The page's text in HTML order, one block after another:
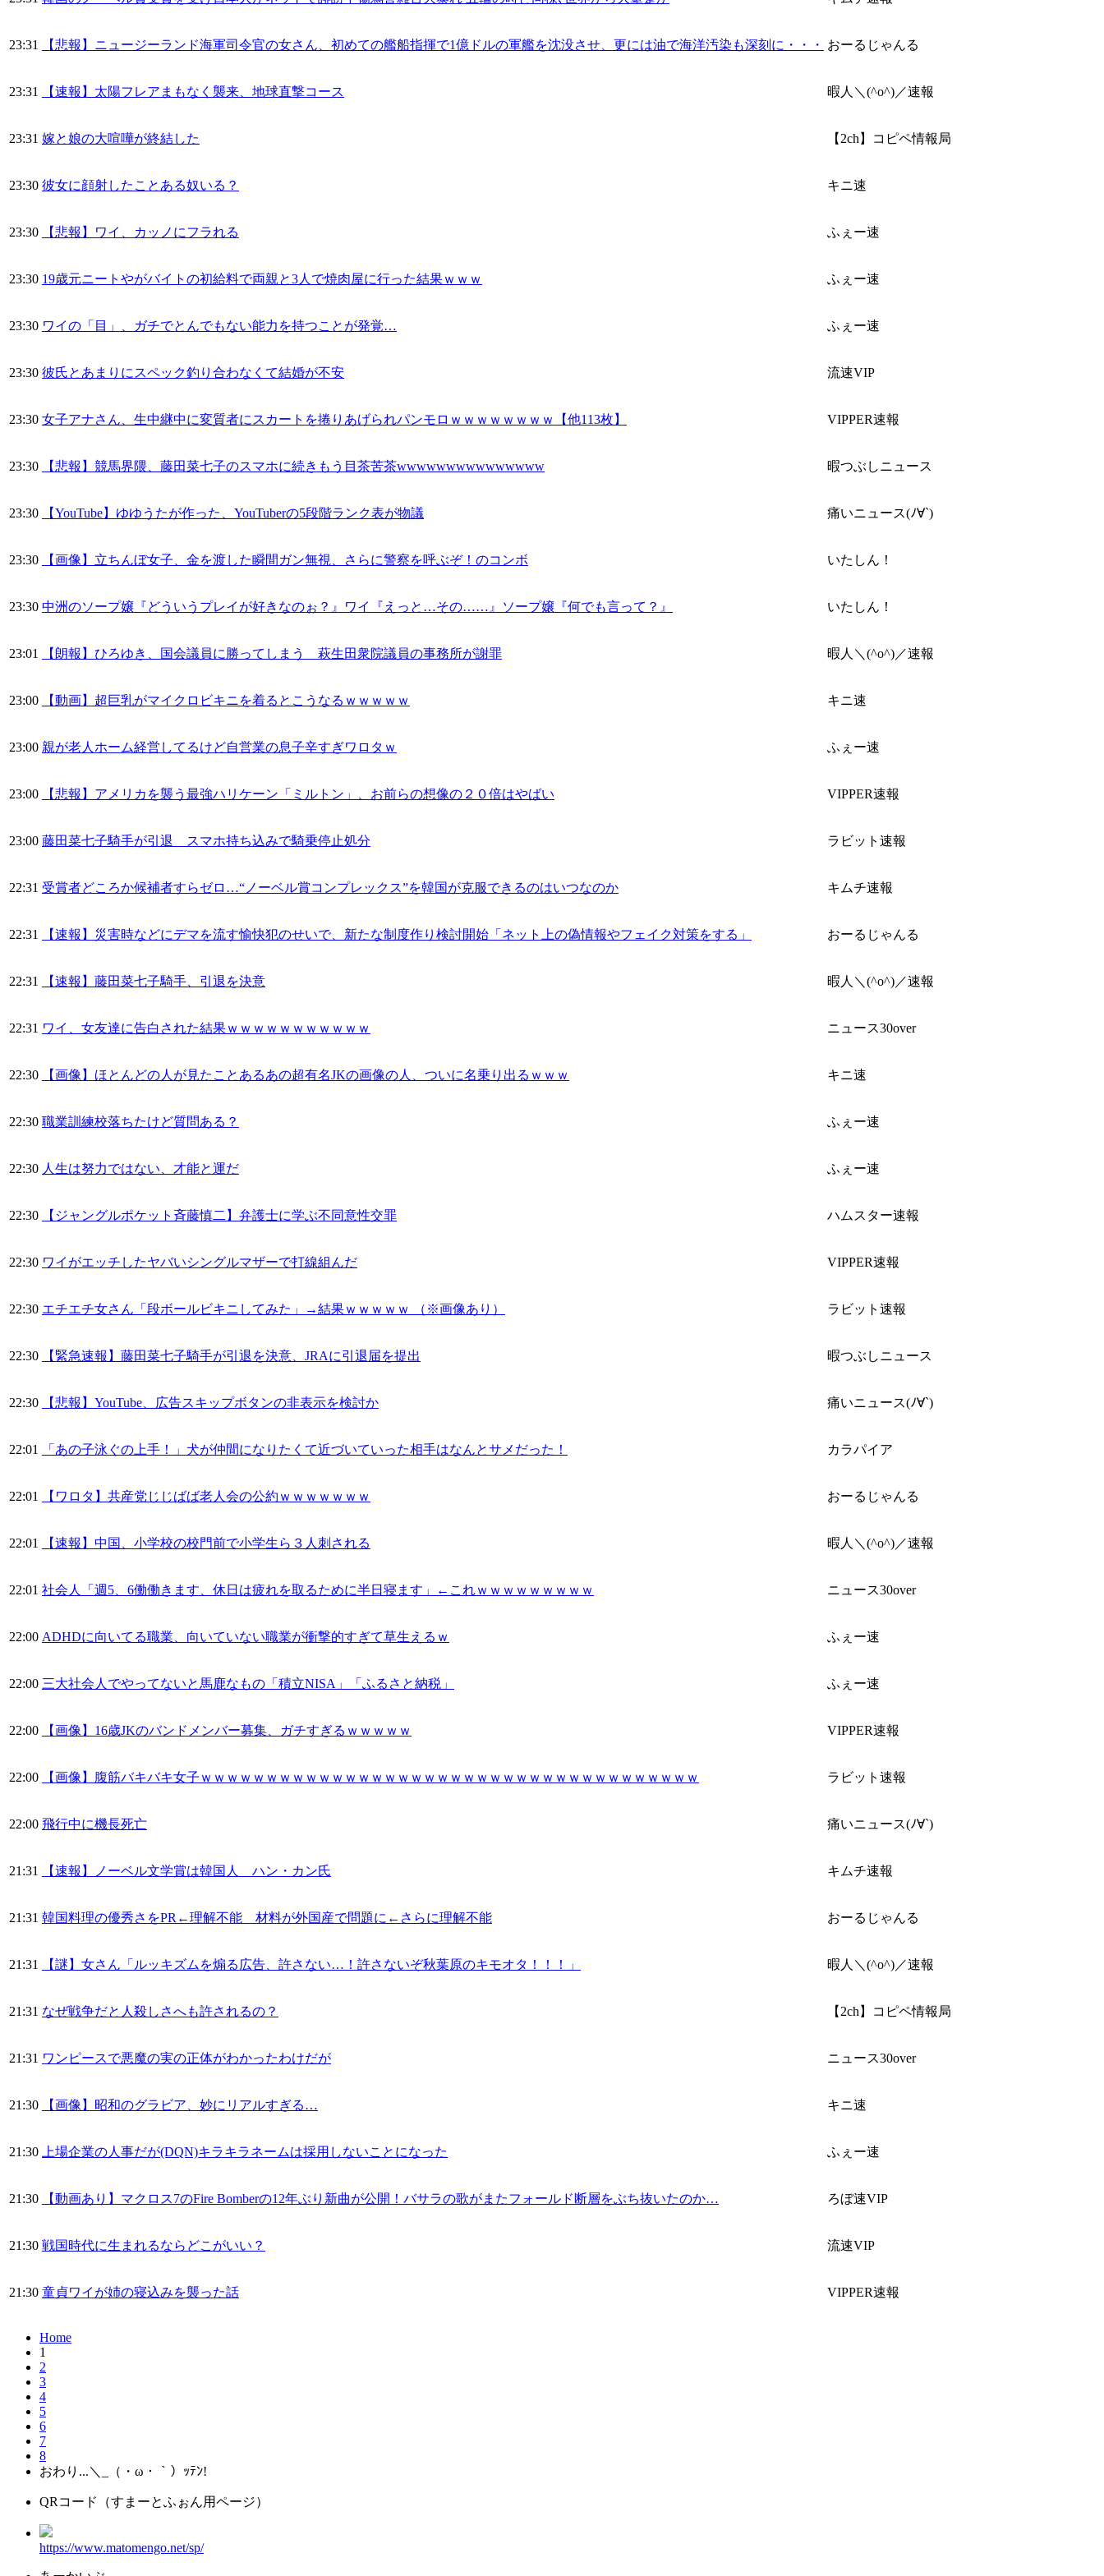
23:31 【悲報】ニュージーランド海軍司令官の女さん、初めての艦船指揮で1億ドルの軍艦を沈没させ、更には油で海洋汚染も深刻に・・・ おーるじゃんる
23:31 【速報】太陽フレアまもなく襲来、地球直撃コース 暇人＼(^o^)／速報
23:31 嫁と娘の大喧嘩が終結した 【2ch】コピペ情報局
23:30 彼女に顔射したことある奴いる？ キニ速
23:30 【悲報】ワイ、カッノにフラれる ふぇー速
23:30 19歳元ニートやがバイトの初給料で両親と3人で焼肉屋に行った結果ｗｗｗ ふぇー速
23:30 ワイの「目」、ガチでとんでもない能力を持つことが発覚… ふぇー速
23:30 彼氏とあまりにスペック釣り合わなくて結婚が不安 流速VIP
23:30 女子アナさん、生中継中に変質者にスカートを捲りあげられパンモロｗｗｗｗｗｗｗｗ【他113枚】 VIPPER速報
23:30 【悲報】競馬界隈、藤田菜七子のスマホに続きもう目茶苦茶wwwwwwwwwwwwwww 暇つぶしニュース
23:30 【YouTube】ゆゆうたが作った、YouTuberの5段階ランク表が物議 痛いニュース(ﾉ∀`)
23:30 【画像】立ちんぼ女子、金を渡した瞬間ガン無視、さらに警察を呼ぶぞ！のコンボ いたしん！
23:30 中洲のソープ嬢『どういうプレイが好きなのぉ？』ワイ『えっと…その……』ソープ嬢『何でも言って？』 いたしん！
23:01 【朗報】ひろゆき、国会議員に勝ってしまう 萩生田衆院議員の事務所が謝罪 暇人＼(^o^)／速報
23:00 【動画】超巨乳がマイクロビキニを着るとこうなるｗｗｗｗｗ キニ速
23:00 親が老人ホーム経営してるけど自営業の息子辛すぎワロタｗ ふぇー速
23:00 【悲報】アメリカを襲う最強ハリケーン「ミルトン」、お前らの想像の２０倍はやばい VIPPER速報
23:00 藤田菜七子騎手が引退 スマホ持ち込みで騎乗停止処分 ラビット速報
22:31 受賞者どころか候補者すらゼロ…“ノーベル賞コンプレックス”を韓国が克服できるのはいつなのか キムチ速報
22:31 【速報】災害時などにデマを流す愉快犯のせいで、新たな制度作り検討開始「ネット上の偽情報やフェイク対策をする」 おーるじゃんる
22:31 【速報】藤田菜七子騎手、引退を決意 暇人＼(^o^)／速報
22:31 ワイ、女友達に告白された結果ｗｗｗｗｗｗｗｗｗｗｗ ニュース30over
22:30 【画像】ほとんどの人が見たことあるあの超有名JKの画像の人、ついに名乗り出るｗｗｗ キニ速
22:30 職業訓練校落ちたけど質問ある？ ふぇー速
22:30 人生は努力ではない、才能と運だ ふぇー速
22:30 【ジャングルポケット斉藤慎二】弁護士に学ぶ不同意性交罪 ハムスター速報
22:30 ワイがエッチしたヤバいシングルマザーで打線組んだ VIPPER速報
22:30 エチエチ女さん「段ボールビキニしてみた」→結果ｗｗｗｗｗ （※画像あり） ラビット速報
22:30 【緊急速報】藤田菜七子騎手が引退を決意、JRAに引退届を提出 暇つぶしニュース
22:30 【悲報】YouTube、広告スキップボタンの非表示を検討か 痛いニュース(ﾉ∀`)
22:01 「あの子泳ぐの上手！」犬が仲間になりたくて近づいていった相手はなんとサメだった！ カラパイア
22:01 【ワロタ】共産党じじばば老人会の公約ｗｗｗｗｗｗｗ おーるじゃんる
22:01 【速報】中国、小学校の校門前で小学生ら３人刺される 暇人＼(^o^)／速報
22:01 社会人「週5、6働働きます、休日は疲れを取るために半日寝ます」←これｗｗｗｗｗｗｗｗｗ ニュース30over
22:00 ADHDに向いてる職業、向いていない職業が衝撃的すぎて草生えるｗ ふぇー速
22:00 三大社会人でやってないと馬鹿なもの「積立NISA」「ふるさと納税」 ふぇー速
22:00 【画像】16歳JKのバンドメンバー募集、ガチすぎるｗｗｗｗｗ VIPPER速報
22:00 【画像】腹筋バキバキ女子ｗｗｗｗｗｗｗｗｗｗｗｗｗｗｗｗｗｗｗｗｗｗｗｗｗｗｗｗｗｗｗｗｗｗｗｗｗｗ ラビット速報
22:00 飛行中に機長死亡 痛いニュース(ﾉ∀`)
21:31 【速報】ノーベル文学賞は韓国人 ハン・カン氏 キムチ速報
21:31 韓国料理の優秀さをPR←理解不能 材料が外国産で問題に←さらに理解不能 おーるじゃんる
21:31 【謎】女さん「ルッキズムを煽る広告、許さない…！許さないぞ秋葉原のキモオタ！！！」 暇人＼(^o^)／速報
21:31 なぜ戦争だと人殺しさへも許されるの？ 【2ch】コピペ情報局
21:31 ワンピースで悪魔の実の正体がわかったわけだが ニュース30over
21:30 【画像】昭和のグラビア、妙にリアルすぎる… キニ速
21:30 上場企業の人事だが(DQN)キラキラネームは採用しないことになった ふぇー速
21:30 【動画あり】マクロス7のFire Bomberの12年ぶり新曲が公開！バサラの歌がまたフォールド断層をぶち抜いたのか… ろぼ速VIP
21:30 戦国時代に生まれるならどこがいい？ 流速VIP
21:30 童貞ワイが姉の寝込みを襲った話 VIPPER速報
Home
1
2
3
4
5
6
7
8
おわり...＼_（・ω・｀）ｯﾃﾝ!
QRコード（すまーとふぉん用ページ）
https://www.matomengo.net/sp/